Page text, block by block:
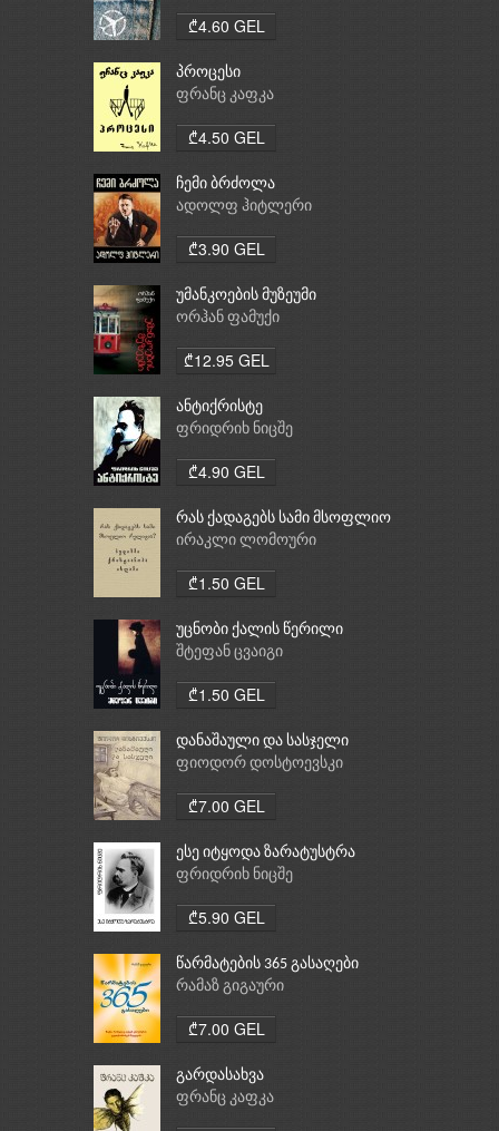
₾4.60 GEL
პროცესი
ფრანც კაფკა
₾4.50 GEL
ჩემი ბრძოლა
ადოლფ ჰიტლერი
₾3.90 GEL
უმანკოების მუზეუმი
ორჰან ფამუქი
₾12.95 GEL
ანტიქრისტე
ფრიდრიხ ნიცშე
₾4.90 GEL
რას ქადაგებს სამი მსოფლიო
რელიგია: ბუდიზმი,
ირაკლი ლომოური
₾1.50 GEL
უცნობი ქალის წერილი
შტეფან ცვაიგი
₾1.50 GEL
დანაშაული და სასჯელი
ფიოდორ დოსტოევსკი
₾7.00 GEL
ესე იტყოდა ზარატუსტრა
ფრიდრიხ ნიცშე
₾5.90 GEL
წარმატების 365 გასაღები
რამაზ გიგაური
₾7.00 GEL
გარდასახვა
ფრანც კაფკა